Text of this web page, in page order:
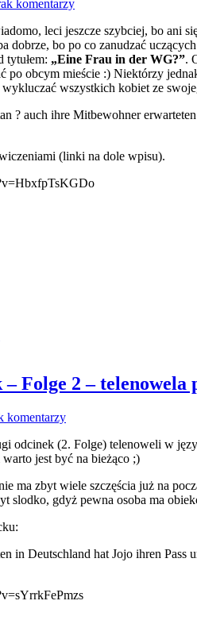
komentarzy
leci jeszcze szybciej, bo ani
dobrze, bo po co zanudzać
tytułem: „Eine Frau in der WG?”.
po obcym mieście :) Niektórzy
wszystkich kobiet ze
? auch ihre Mitbewohner
(linki na dole wpisu).
Folge 2 – telenowela
komentarzy
odcinek (2. Folge) telenoweli w
jest być na bieżąco ;)
ma zbyt wiele szczęścia już na
slodko, gdyż pewna osoba ma
in Deutschland hat Jojo ihren